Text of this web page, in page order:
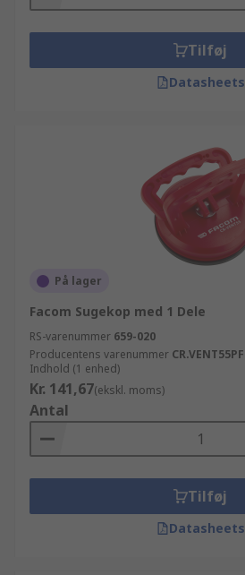
Tilføj
Datasheets
På lager
Facom Sugekop med 1 Dele
RS-varenummer 659-020
Producentens varenummer CR.VENT55PF
Indhold (1 enhed)
Kr. 141,67(ekskl. moms)
Antal
Tilføj
Datasheets